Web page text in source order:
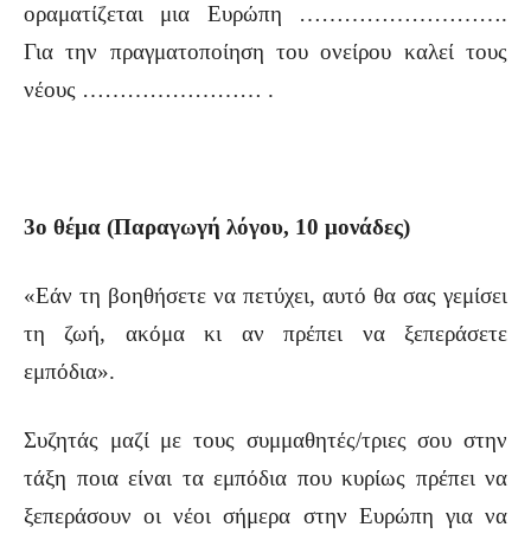
οραματίζεται μια Ευρώπη ……………………….
Για την πραγματοποίηση του ονείρου καλεί τους
νέους …………………… .
3ο θέμα (Παραγωγή λόγου, 10 μονάδες)
«Εάν τη βοηθήσετε να πετύχει, αυτό θα σας γεμίσει
τη ζωή, ακόμα κι αν πρέπει να ξεπεράσετε
εμπόδια».
Συζητάς μαζί με τους συμμαθητές/τριες σου στην
τάξη ποια είναι τα εμπόδια που κυρίως πρέπει να
ξεπεράσουν οι νέοι σήμερα στην Ευρώπη για να